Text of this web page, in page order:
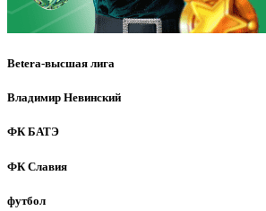
Betera-высшая лига
Владимир Невинский
ФК БАТЭ
ФК Славия
футбол